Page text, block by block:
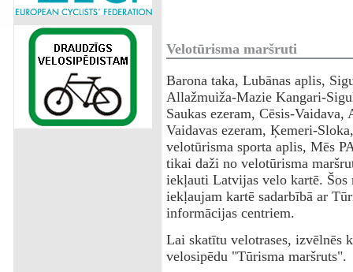
Velotūrisma maršruti
Barona taka, Lubānas aplis,
Allažmuiža-Mazie Kangari-
Saukas ezeram, Cēsis-Vaidava,
Vaidavas ezeram, Ķemeri-
velotūrisma sporta aplis, Mēs
tikai daži no velotūrisma
iekļauti Latvijas velo kartē. Šos
iekļaujam kartē sadarbībā ar
informācijas centriem.
Lai skatītu velotrases, izvēlnēs
velosipēdu "Tūrisma maršruts".